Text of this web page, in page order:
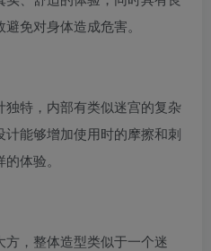
免对身体造成危害。
独特，内部有类似迷宫的复杂
计能够增加使用时的摩擦和刺
体验。
方，整体造型类似于一个迷